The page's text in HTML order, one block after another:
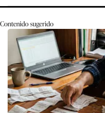
Contenido sugerido